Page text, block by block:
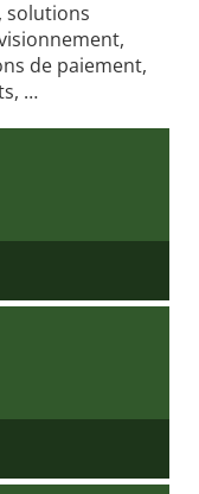
solutions
de paiement,
…